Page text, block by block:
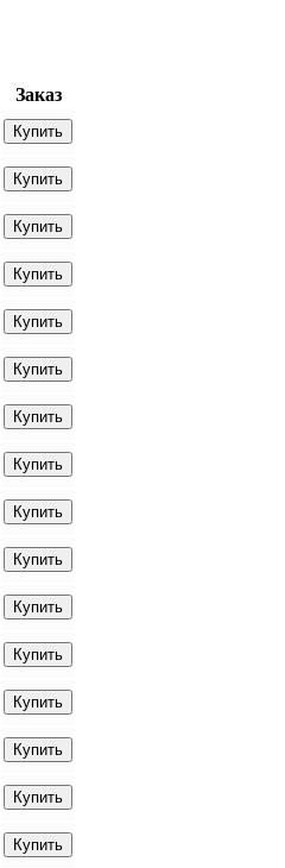
Заказ
Купить
Купить
Купить
Купить
Купить
Купить
Купить
Купить
Купить
Купить
Купить
Купить
Купить
Купить
Купить
Купить